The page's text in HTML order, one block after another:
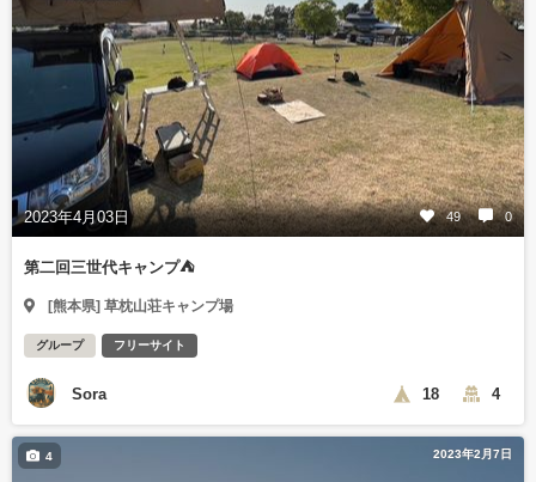
2023年4月03日 49 0
第二回三世代キャンプ⛺️
[熊本県] 草枕山荘キャンプ場
グループ フリーサイト
Sora 18 4
2023年2月7日
4